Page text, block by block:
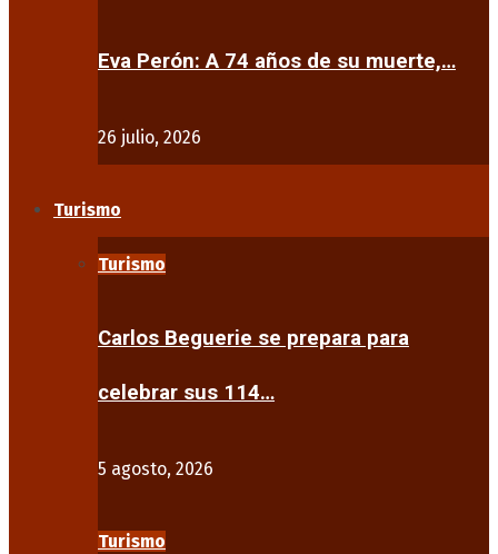
Eva Perón: A 74 años de su muerte,…
26 julio, 2026
Turismo
Turismo
Carlos Beguerie se prepara para
celebrar sus 114…
5 agosto, 2026
Turismo